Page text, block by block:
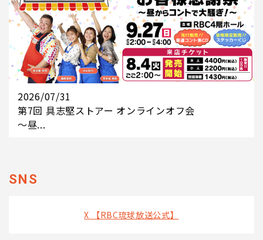
2026/07/31
第7回 具志堅ストアー オンラインオフ会
～昼...
SNS
X 【RBC琉球放送公式】